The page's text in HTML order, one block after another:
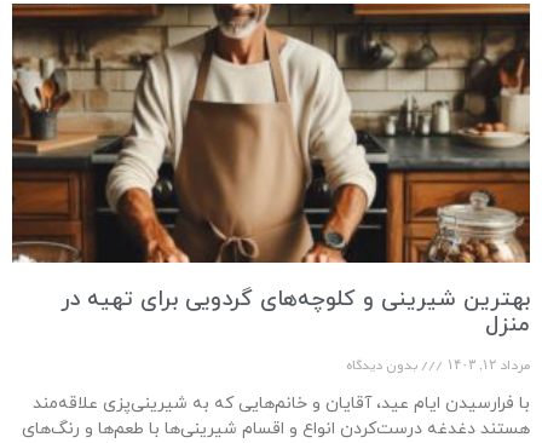
بهترین شیرینی و کلوچه‌های گردویی برای تهیه در
منزل
مرداد ۱۲, ۱۴۰۳ بدون دیدگاه
با فرارسیدن ایام عید، آقایان و خانم‌هایی که به شیرینی‌پزی علاقه‌مند
هستند دغدغه درست‌کردن انواع و اقسام شیرینی‌ها با طعم‌ها و رنگ‌های